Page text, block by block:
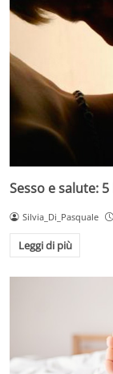
Sesso e salute:
Silvia_Di_Pasquale
Leggi di più